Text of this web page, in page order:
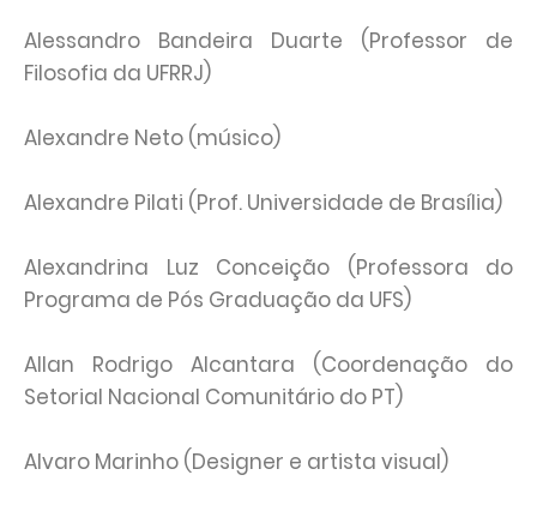
Alessandro Bandeira Duarte (Professor de
Filosofia da UFRRJ)
Alexandre Neto (músico)
Alexandre Pilati (Prof. Universidade de Brasília)
Alexandrina Luz Conceição (Professora do
Programa de Pós Graduação da UFS)
Allan Rodrigo Alcantara (Coordenação do
Setorial Nacional Comunitário do PT)
Alvaro Marinho (Designer e artista visual)